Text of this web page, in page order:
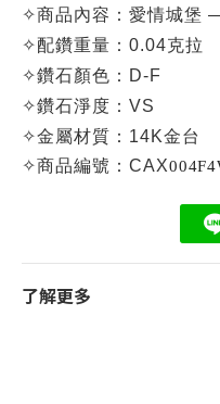
✧商品內容：愛情城堡
✧配鑽重量：0.04克拉
✧鑽石顏色：D-F
✧鑽石淨度：VS
✧金屬材質：14K金台
✧商品編號：CAX
了解更多